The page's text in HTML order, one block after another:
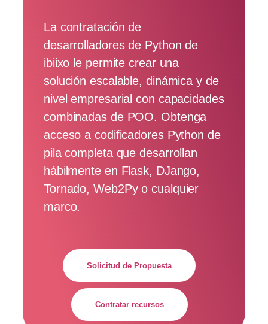
La contratación de
desarrolladores de Python de
ibiixo le permite crear una
solución escalable, dinámica y de
nivel empresarial con capacidades
combinadas de POO. Obtenga
acceso a codificadores Python de
pila completa que desarrollan
hábilmente en Flask, DJango,
Tornado, Web2Py o cualquier
marco.
Solicitud de Propuesta
Contratar recursos